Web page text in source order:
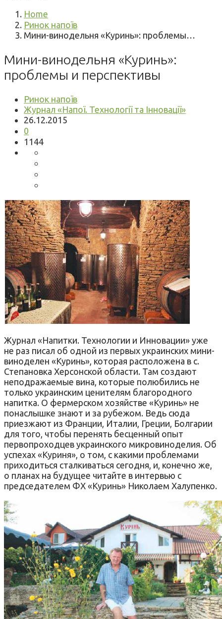
Home
Ринок напоїв
Мини-винодельня «Куринь»: проблемы…
Мини-винодельня «Куринь»:
проблемы и перспективы
Ринок напоїв
Журнал «Напої. Технології та Інновації»
26.12.2015
0
1144
Журнал «Напитки. Технологии и Инновации» уже
не раз писал об одной из первых украинских мини-
виноделен «Куринь», которая расположена в с.
Степановка Херсонской области. Там создают
неподражаемые вина, которые полюбились не
только украинским ценителям благородного
напитка. О фермерском хозяйстве «Куринь» не
понаслышке знают и за рубежом. Ведь сюда
приезжают из Франции, Италии, Греции, Болгарии
для того, чтобы перенять бесценный опыт
первопроходцев украинского микровиноделия. Об
успехах «Куриня», о том, с какими проблемами
приходиться сталкиваться сегодня, и, конечно же,
о планах на будущее читайте в интервью с
председателем ФХ «Куринь» Николаем Халупенко.